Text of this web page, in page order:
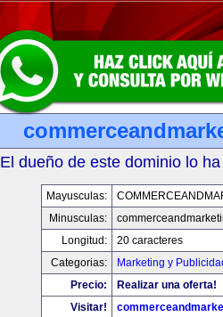
El dueño de este dominio lo
Mayusculas:
Minusculas:
Longitud:
20 caracteres
Categorias:
Marketing y
Precio:
Realizar una oferta!
Visitar!